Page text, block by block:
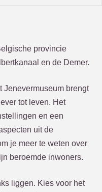
provincie
en de Demer.
Jenevermuseum brengt
tot leven. Het
en een
uit de
je meer te weten over
beroemde inwoners.
liggen. Kies voor het